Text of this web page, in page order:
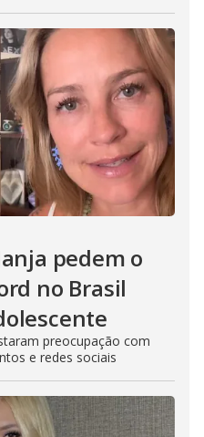
pedem o
no Brasil
preocupação com
e redes sociais